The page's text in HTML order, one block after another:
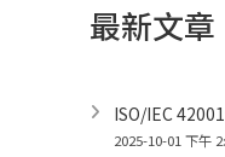
最新文章
ISO/IEC
2025-10-01 下午